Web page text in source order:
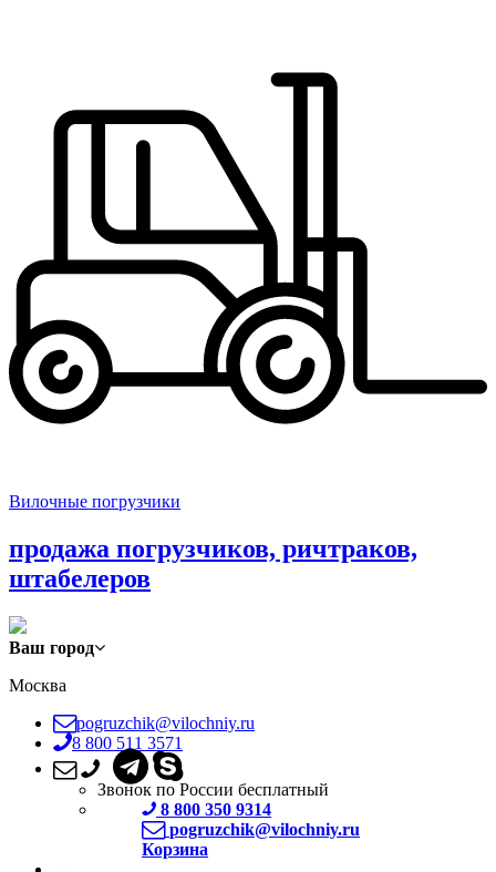
Вилочные погрузчики
продажа погрузчиков, ричтраков,
штабелеров
Ваш город
Москва
pogruzchik@vilochniy.ru
8 800 511 3571
Звонок по России бесплатный
8 800 350 9314
pogruzchik@vilochniy.ru
Корзина